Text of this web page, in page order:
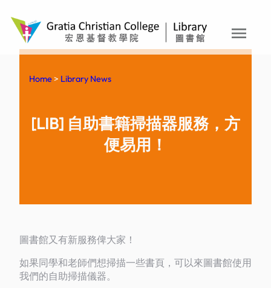
Skip
content
menu
Home> Library News
[LIB] 自助書籍掃描器服務，方
便易用！
圖書館又有新服務俾大家！
如果同學和老師們想掃描一些書頁，可以來圖書館使用
我們的自助掃描儀器。